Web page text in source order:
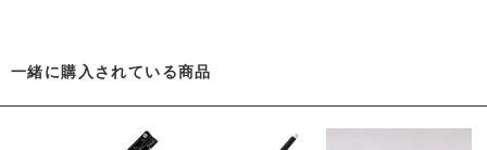
一緒に購入されている商品